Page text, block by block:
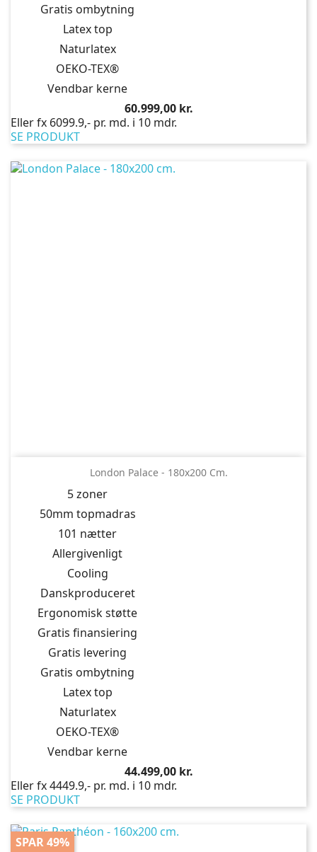
Gratis ombytning
Latex top
Naturlatex
OEKO-TEX®
Vendbar kerne
Pris
60.999,00 kr.
Eller fx 6099.9,- pr. md. i 10 mdr.
SE PRODUKT
London Palace - 180x200 Cm.
5 zoner
50mm topmadras
101 nætter
Allergivenligt
Cooling
Danskproduceret
Ergonomisk støtte
Gratis finansiering
Gratis levering
Gratis ombytning
Latex top
Naturlatex
OEKO-TEX®
Vendbar kerne
Pris
44.499,00 kr.
Eller fx 4449.9,- pr. md. i 10 mdr.
SE PRODUKT
SPAR 49%